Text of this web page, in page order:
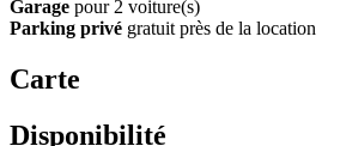
Garage pour 2 voiture(s)
Parking privé gratuit près de la location
Carte
Disponibilité